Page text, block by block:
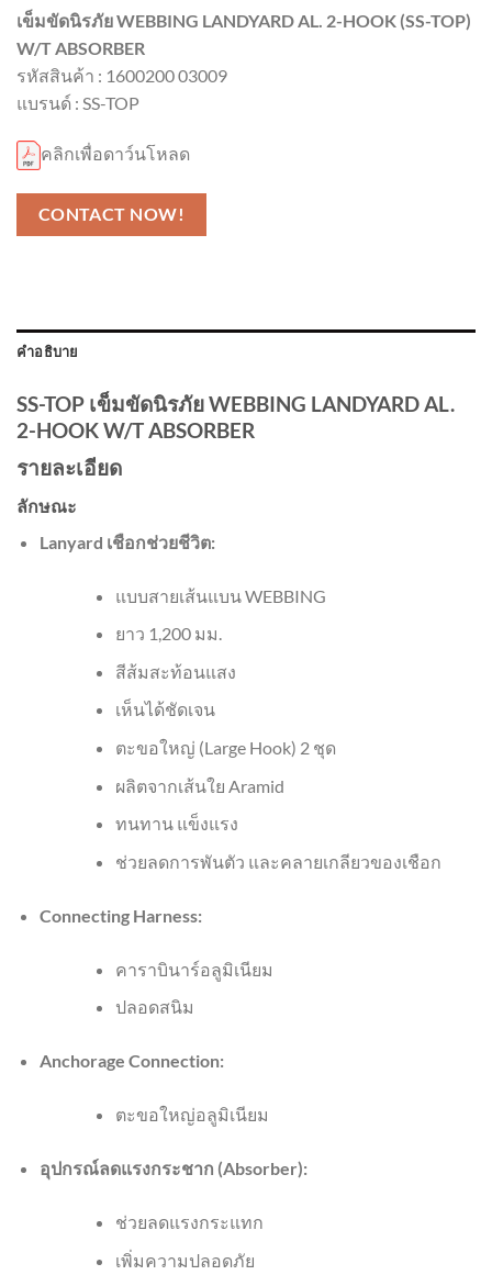
เข็มขัดนิรภัย WEBBING LANDYARD AL. 2-HOOK (SS-TOP)
W/T ABSORBER
รหัสสินค้า : 1600200 03009
แบรนด์ : SS-TOP
คลิกเพื่อดาว์นโหลด
คำอธิบาย
SS-TOP เข็มขัดนิรภัย WEBBING LANDYARD AL.
2-HOOK W/T ABSORBER
รายละเอียด
ลักษณะ
Lanyard เชือกช่วยชีวิต:
แบบสายเส้นแบน WEBBING
ยาว 1,200 มม.
สีส้มสะท้อนแสง
เห็นได้ชัดเจน
ตะขอใหญ่ (Large Hook) 2 ชุด
ผลิตจากเส้นใย Aramid
ทนทาน แข็งแรง
ช่วยลดการพันตัว และคลายเกลียวของเชือก
Connecting Harness:
คาราบินาร์อลูมิเนียม
ปลอดสนิม
Anchorage Connection:
ตะขอใหญ่อลูมิเนียม
อุปกรณ์ลดแรงกระชาก (Absorber):
ช่วยลดแรงกระแทก
เพิ่มความปลอดภัย